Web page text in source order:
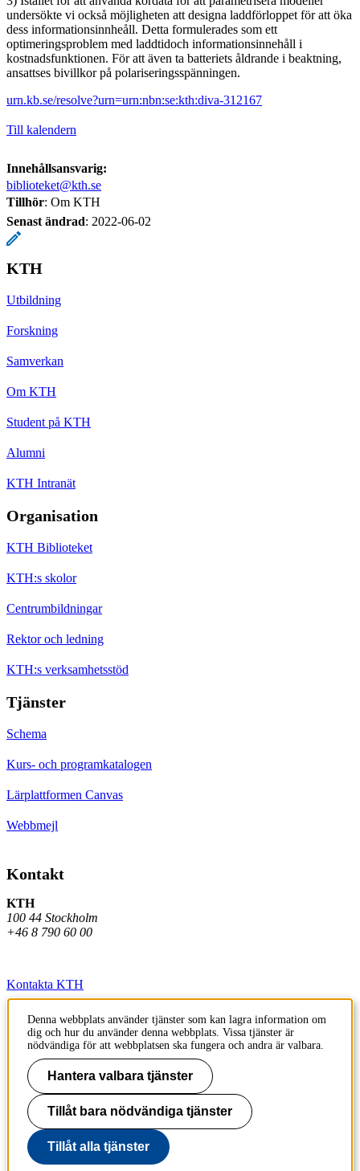
undersökte vi också möjligheten att designa laddförloppet för att öka
dess informationsinnheåll. Detta formulerades som ett
optimeringsproblem med laddtidoch informationsinnehåll i
kostnadsfunktionen. För att även ta batteriets åldrande i beaktning,
ansattses bivillkor på polariseringsspänningen.
urn.kb.se/resolve?urn=urn:nbn:se:kth:diva-312167
Till kalendern
Innehållsansvarig:
biblioteket@kth.se
Tillhör: Om KTH
Senast ändrad: 2022-06-02
KTH
Utbildning
Forskning
Samverkan
Om KTH
Student på KTH
Alumni
KTH Intranät
Organisation
KTH Biblioteket
KTH:s skolor
Centrumbildningar
Rektor och ledning
KTH:s verksamhetsstöd
Tjänster
Schema
Kurs- och programkatalogen
Lärplattformen Canvas
Webbmejl
Kontakt
KTH
100 44 Stockholm
+46 8 790 60 00
Kontakta KTH
Jobba på KTH
Press och media
Faktura och betalning KTH
Om KTH:s webbplatser
Tillgänglighetsredogörelse
Denna webbplats använder tjänster som kan lagra information om
dig och hur du använder denna webbplats. Vissa tjänster är
nödvändiga för att webbplatsen ska fungera och andra är valbara.
Hantera valbara tjänster
Tillåt bara nödvändiga tjänster
Tillåt alla tjänster